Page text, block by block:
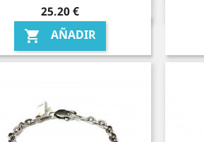
Precio
25,20 €
 AÑADIR